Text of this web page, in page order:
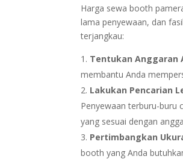
Harga sewa booth
lama penyewaan, dan
terjangkau:
Tentukan Anggaran
membantu Anda
Lakukan Pencarian
Penyewaan terburu-buru
yang sesuai dengan
Pertimbangkan
booth yang Anda